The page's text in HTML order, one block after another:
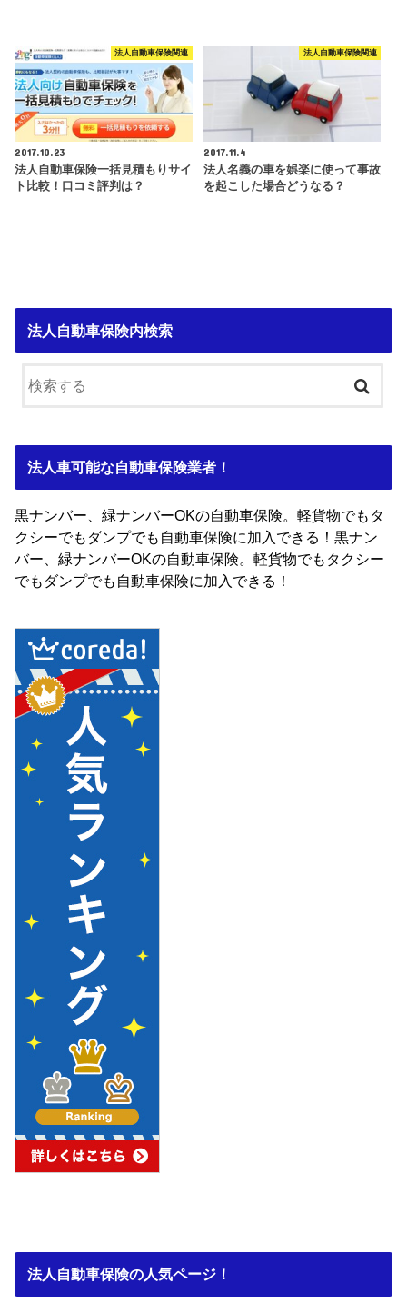
法人自動車保険関連
2017.10.23
法人自動車保険一括見積もりサイ
ト比較！口コミ評判は？
法人自動車保険関連
2017.11.4
法人名義の車を娯楽に使って事故
を起こした場合どうなる？
法人自動車保険内検索
法人車可能な自動車保険業者！
黒ナンバー、緑ナンバーOKの自動車保険。軽貨物でもタ
クシーでもダンプでも自動車保険に加入できる！黒ナン
バー、緑ナンバーOKの自動車保険。軽貨物でもタクシー
でもダンプでも自動車保険に加入できる！
法人自動車保険の人気ページ！